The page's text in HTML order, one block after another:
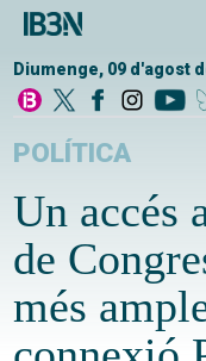
Diumenge, 09 d'agost
POLÍTICA
Un accés
de
més